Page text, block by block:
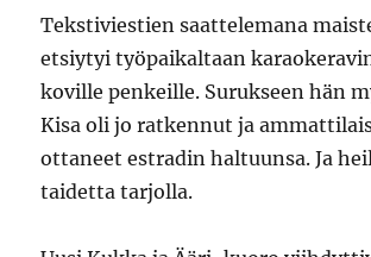
Tekstiviestien saattelemana
etsiytyi työpaikaltaan
koville penkeille. Surukseen hän
Kisa oli jo ratkennut ja
ottaneet estradin haltuunsa. Ja
taidetta tarjolla.